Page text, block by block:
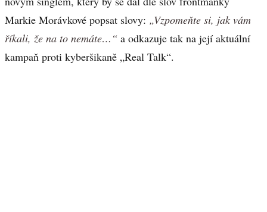
Markie Morávkové popsat slovy: „Vzpomeňte si, jak vám
říkali, že na to nemáte…“ a odkazuje tak na její aktuální
kampaň proti kyberšikaně „Real Talk“.